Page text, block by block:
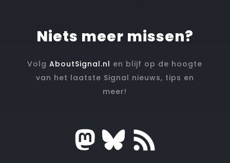
Niets meer missen?
VolgAboutSignal.nl en blijf op de hoogte
van het laatste Signal nieuws, tips en
meer!